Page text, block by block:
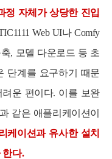
정 자체가 상당한 진입
Web UI나 Comfy
, 모델 다운로드 등 초
단계를 요구하기 때문
운 편이다. 이를 보완
같은 애플리케이션이
케이션과 유사한 설치
한다.